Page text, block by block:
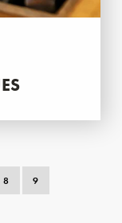
8 9